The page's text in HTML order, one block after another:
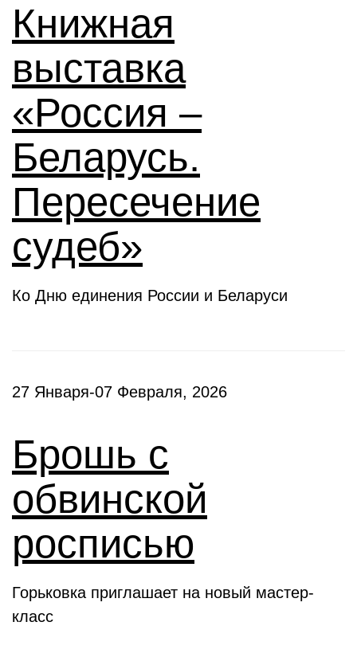
Книжная
выставка
«Россия –
Беларусь.
Пересечение
судеб»
Ко Дню единения России и Беларуси
27 Января-07 Февраля, 2026
Брошь с
обвинской
росписью
Горьковка приглашает на новый мастер-
класс